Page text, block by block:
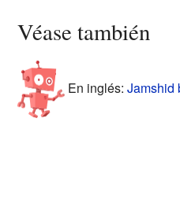
Véase también
En inglés: Jamshid